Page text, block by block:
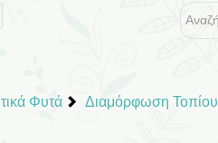
Φυτά Διαμόρφωση Τοπίου